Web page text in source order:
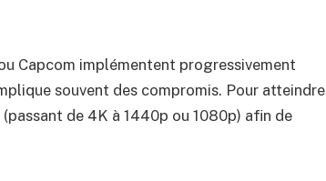
Capcom implémentent progressivement
souvent des compromis. Pour atteindre
de 4K à 1440p ou 1080p) afin de